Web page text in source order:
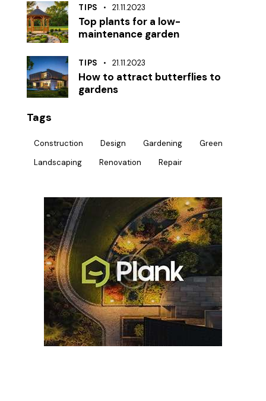
TIPS 21.11.2023
Top plants for a low-
maintenance garden
TIPS 21.11.2023
How to attract butterflies to
gardens
Tags
Construction Design Gardening
Green
Landscaping
Renovation Repair